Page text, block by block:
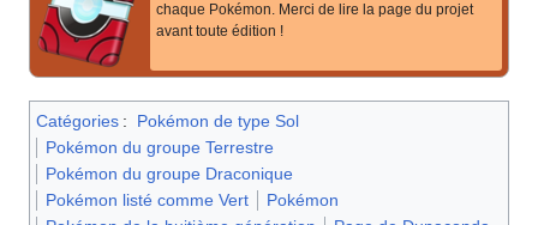
chaque Pokémon. Merci de lire la page du projet
avant toute édition !
Catégories :
Pokémon de type Sol
Pokémon du groupe Terrestre
Pokémon du groupe Draconique
Pokémon listé comme Vert
Pokémon